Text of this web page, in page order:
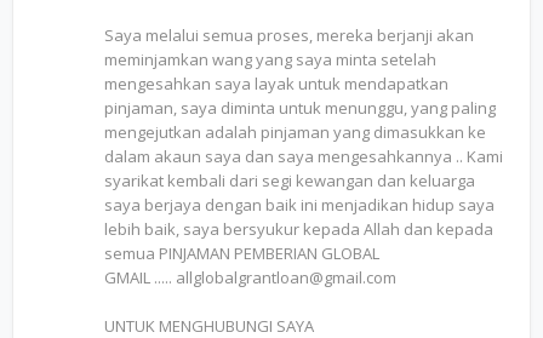
Saya melalui semua proses, mereka berjanji akan
meminjamkan wang yang saya minta setelah
mengesahkan saya layak untuk mendapatkan
pinjaman, saya diminta untuk menunggu, yang paling
mengejutkan adalah pinjaman yang dimasukkan ke
dalam akaun saya dan saya mengesahkannya .. Kami
syarikat kembali dari segi kewangan dan keluarga
saya berjaya dengan baik ini menjadikan hidup saya
lebih baik, saya bersyukur kepada Allah dan kepada
semua PINJAMAN PEMBERIAN GLOBAL
GMAIL ..... allglobalgrantloan@gmail.com
UNTUK MENGHUBUNGI SAYA